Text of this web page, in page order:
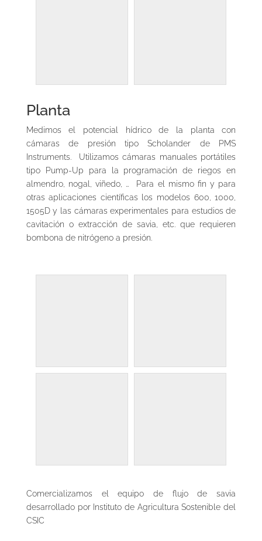
Planta
Medimos el potencial hídrico de la planta con
cámaras de presión tipo Scholander de PMS
Instruments. Utilizamos cámaras manuales portátiles
tipo Pump-Up para la programación de riegos en
almendro, nogal, viñedo, … Para el mismo fin y para
otras aplicaciones científicas los modelos 600, 1000,
1505D y las cámaras experimentales para estudios de
cavitación o extracción de savia, etc. que requieren
bombona de nitrógeno a presión.
Comercializamos el equipo de flujo de savia
desarrollado por Instituto de Agricultura Sostenible del
CSIC